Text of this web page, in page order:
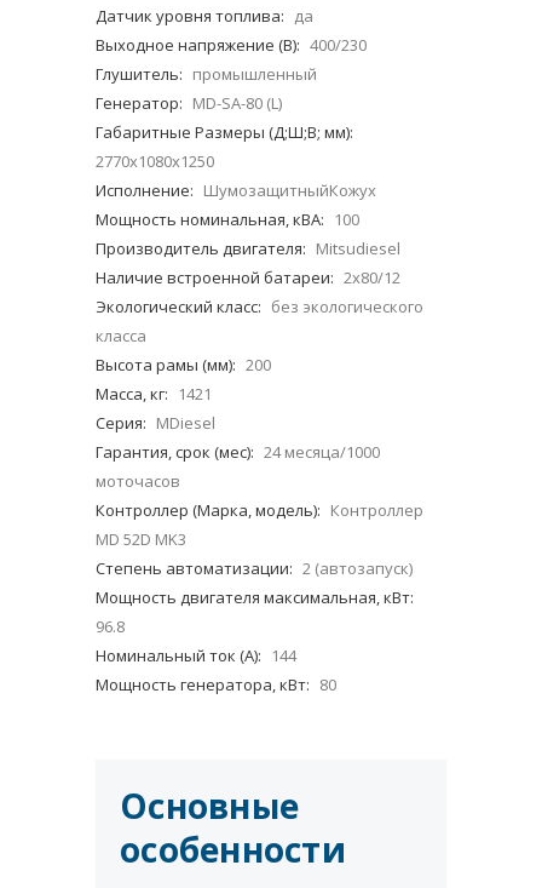
Датчик уровня топлива: да
Выходное напряжение (В): 400/230
Глушитель: промышленный
Генератор: MD-SA-80 (L)
Габаритные Размеры (Д;Ш;В; мм):
2770x1080x1250
Исполнение: ШумозащитныйКожух
Мощность номинальная, кВА:
100
Производитель двигателя: Mitsudiesel
Наличие встроенной батареи: 2х80/12
Экологический класс: без экологического
класса
Высота рамы (мм): 200
Масса, кг:
1421
Серия: MDiesel
Гарантия, срок (мес): 24 месяца/1000
моточасов
Контроллер (Марка, модель): Контроллер
MD 52D MK3
Степень автоматизации: 2 (автозапуск)
Мощность двигателя максимальная, кВт:
96.8
Номинальный ток (А):
144
Мощность генератора, кВт: 80
Основные
особенности